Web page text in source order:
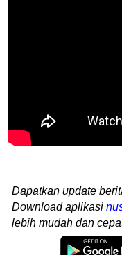
Dapatkan update
Download aplikasi
lebih mudah dan